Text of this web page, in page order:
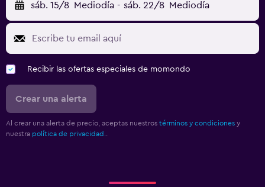
sáb. 15/8 Mediodía - sáb. 22/8 Mediodía
Recibir las ofertas especiales de momondo
Crear una alerta
Al crear una alerta de precio, aceptas nuestros términos y condiciones y
nuestra política de privacidad..